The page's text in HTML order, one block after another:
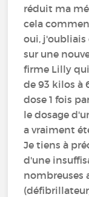
réduit ma
cela
oui, j'oubliais
sur une
firme Lilly
de 93 kilos à
dose 1 fois
le dosage
a vraiment
Je tiens à
d'une
nombreuses